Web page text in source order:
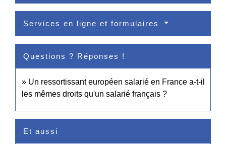
Services en ligne et formulaires
Questions ? Réponses !
Un ressortissant européen salarié en France a-t-il
les mêmes droits qu'un salarié français ?
Et aussi